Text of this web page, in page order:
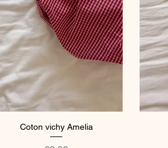
Quick View
Coton vichy Amelia